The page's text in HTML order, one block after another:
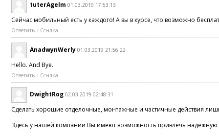
tuterAgelm 01.03.2019 17:53:13
Сейчас мобильный есть у каждого! А вы в курсе, что возможно
Ответить Ссылка
AnadwynWerly 01.03.2019 21:56:22
Hello. And Bye.
Ответить Ссылка
DwightRog 02.03.2019 02:48:31
Сделать хорошие отделочные, монтажные и частичные действия
Здесь у нашей компании Вы имеют возможность привлечь